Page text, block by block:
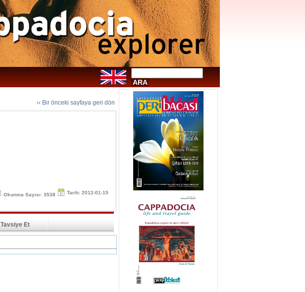
‹‹ Bir önceki sayfaya geri dön
Okunma Sayısı: 3538 Tarih: 2012-01-15
Tavsiye Et